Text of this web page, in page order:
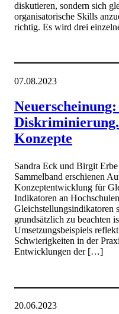
diskutieren, sondern sich
organisatorische Skills
richtig. Es wird drei
07.08.2023
Konzepte
Sandra Eck und Birgit
Sammelband erschienen
Konzeptentwicklung für
Indikatoren an
Gleichstellungsindikatoren
grundsätzlich zu beachten
Umsetzungsbeispiels
Schwierigkeiten in der
Entwicklungen der […]
20.06.2023